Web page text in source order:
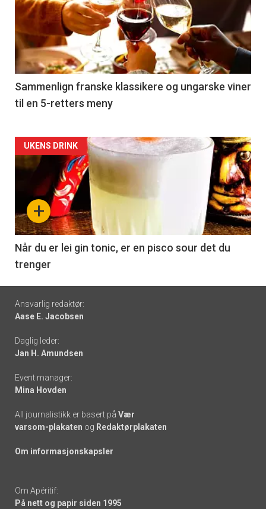
akkurat
nå
-
5
Sammenlign franske klassikere og ungarske viner
til en 5-retters meny
Forsiden
akkurat
nå
-
6
+
UKENS DRINK
Når du er lei gin tonic, er en pisco sour det du
trenger
Footer
-
links
Ansvarlig redaktør:
Aase E. Jacobsen
Daglig leder:
Jan H. Amundsen
Event manager:
Mina Hovden
All journalistikk er basert på Vær
varsom-plakaten og Redaktørplakaten
Om informasjonskapsler
Om Apéritif:
På nett og papir siden 1995